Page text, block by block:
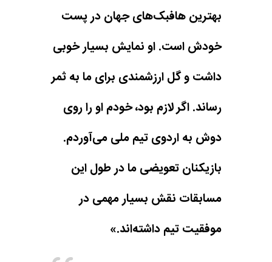
بهترین هافبک‌های جهان در پست
خودش است. او نمایش بسیار خوبی
داشت و گل ارزشمندی برای ما به ثمر
رساند. اگر لازم بود، خودم او را روی
دوش به اردوی تیم ملی می‌آوردم.
بازیکنان تعویضی ما در طول این
مسابقات نقش بسیار مهمی در
موفقیت تیم داشته‌اند.»